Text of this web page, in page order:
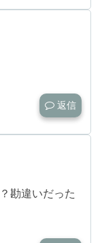
返信
勘違いだった